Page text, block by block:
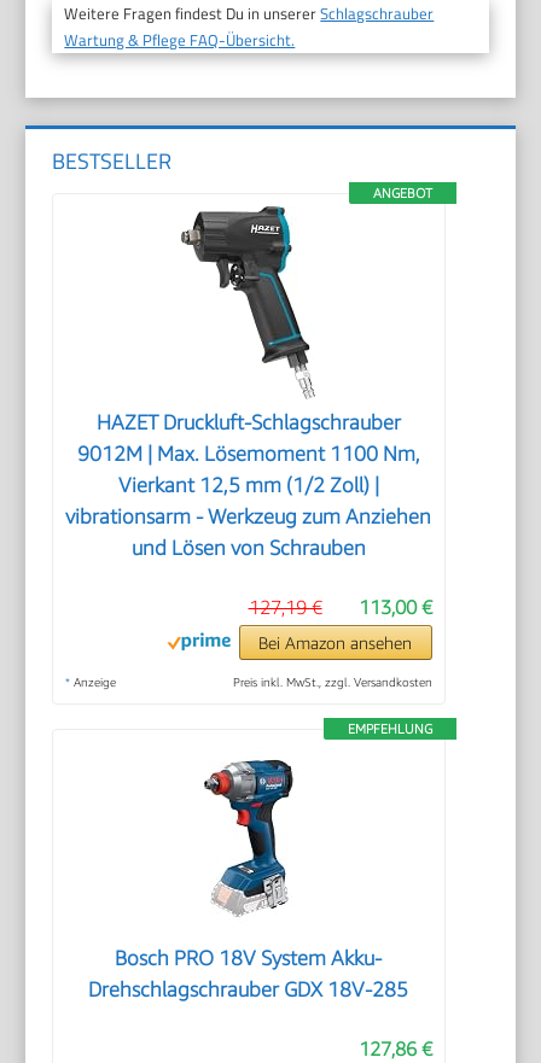
Weitere Fragen findest Du in unsererSchlagschrauber
Wartung & Pflege FAQ-Übersicht.
BESTSELLER
ANGEBOT
HAZET Druckluft-Schlagschrauber
9012M | Max. Lösemoment 1100 Nm,
Vierkant 12,5 mm (1/2 Zoll) |
vibrationsarm - Werkzeug zum Anziehen
und Lösen von Schrauben
113,00 €
127,19 €
Bei Amazon ansehen
* Anzeige Preis inkl. MwSt., zzgl. Versandkosten
EMPFEHLUNG
Bosch PRO 18V System Akku-
Drehschlagschrauber GDX 18V-285
127,86 €